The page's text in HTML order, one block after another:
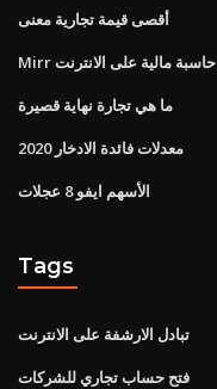
أقصى قيمة تجارية معنى
Mirr حاسبة مالية على الانترنت
ما هي تجارة نهاية قصيرة
معدلات فائدة الادخار 2020
الأسهم ايفو 8 عجلات
Tags
تبادل الارشفة على الانترنت
فتح حساب تجاري للشركات